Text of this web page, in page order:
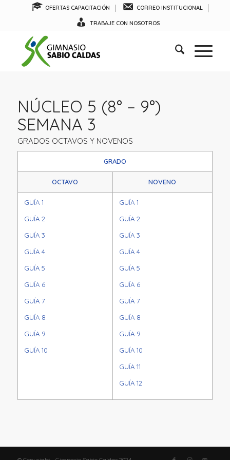
OFERTAS CAPACITACIÓN CORREO INSTITUCIONAL
TRABAJE CON NOSOTROS
NÚCLEO 5 (8° – 9°)
SEMANA 3
GRADOS OCTAVOS Y NOVENOS
GRADO
OCTAVO NOVENO
GUÍA 1
GUÍA 2
GUÍA 3
GUÍA 4
GUÍA 5
GUÍA 6
GUÍA 7
GUÍA 8
GUÍA 9
GUÍA 10
GUÍA 1
GUÍA 2
GUÍA 3
GUÍA 4
GUÍA 5
GUÍA 6
GUÍA 7
GUÍA 8
GUÍA 9
GUÍA 10
GUÍA 11
GUÍA 12